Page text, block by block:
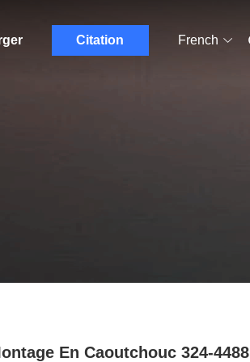
Citation French
En Caoutchouc 324-4488